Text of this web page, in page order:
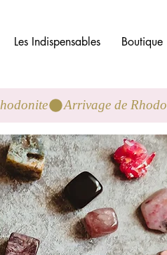
Les Indispensables Boutique